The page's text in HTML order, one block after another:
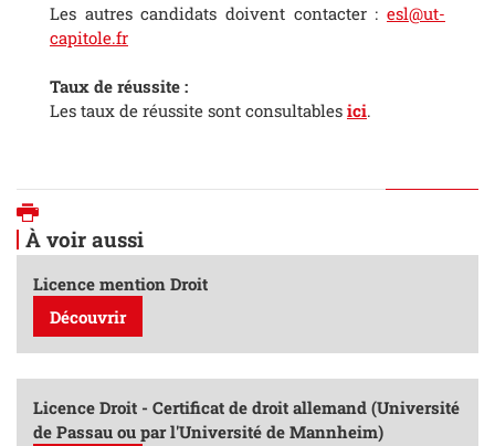
Les autres candidats doivent contacter : esl@ut-
capitole.fr
Taux de réussite :
Les taux de réussite sont consultables ici.
À voir aussi
Licence mention Droit
Découvrir
Licence Droit - Certificat de droit allemand (Université
de Passau ou par l'Université de Mannheim)